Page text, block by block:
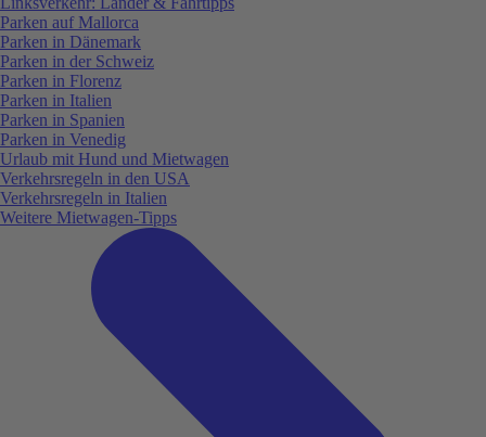
Parken auf Mallorca
Parken in Dänemark
Parken in der Schweiz
Parken in Florenz
Parken in Italien
Parken in Spanien
Parken in Venedig
Urlaub mit Hund und Mietwagen
Verkehrsregeln in den USA
Verkehrsregeln in Italien
Weitere Mietwagen-Tipps